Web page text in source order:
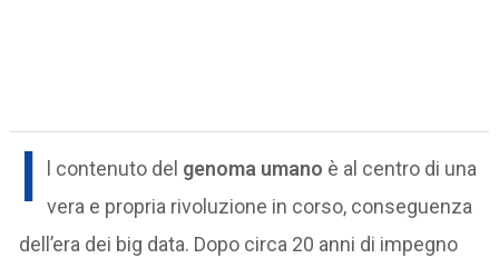
I l contenuto del genoma umano è al centro di una
vera e propria rivoluzione in corso, conseguenza
dell’era dei big data. Dopo circa 20 anni di impegno